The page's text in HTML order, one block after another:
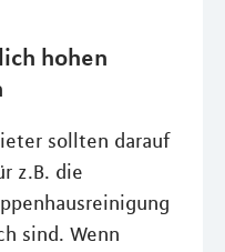
hohen
sollten darauf
z.B. die
sind. Wenn